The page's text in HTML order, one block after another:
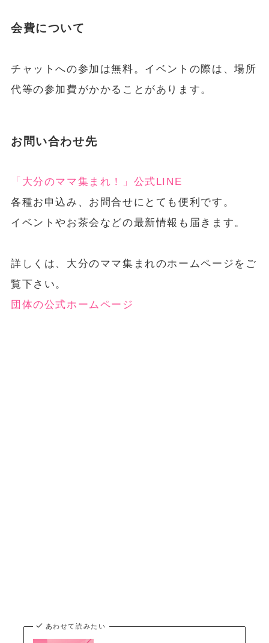
会費について
チャットへの参加は無料。イベントの際は、場所
代等の参加費がかかることがあります。
お問い合わせ先
「大分のママ集まれ！」公式LINE
各種お申込み、お問合せにとても便利です。
イベントやお茶会などの最新情報も届きます。
詳しくは、大分のママ集まれのホームページをご
覧下さい。
団体の公式ホームページ
あわせて読みたい